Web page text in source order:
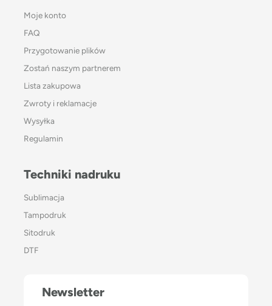
Moje konto
FAQ
Przygotowanie plików
Zostań naszym partnerem
Lista zakupowa
Zwroty i reklamacje
Wysyłka
Regulamin
Techniki nadruku
Sublimacja
Tampodruk
Sitodruk
DTF
Newsletter